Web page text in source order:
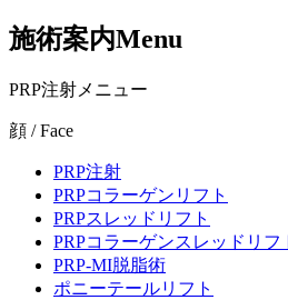
施術案内Menu
PRP注射メニュー
顔 / Face
PRP注射
PRPコラーゲンリフト
PRPスレッドリフト
PRPコラーゲンスレッドリフ
PRP-MI脱脂術
ポニーテールリフト